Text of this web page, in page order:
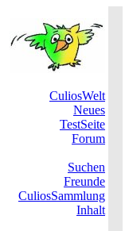
CuliosWelt
Neues
TestSeite
Forum
Suchen
Freunde
CuliosSammlung
Inhalt